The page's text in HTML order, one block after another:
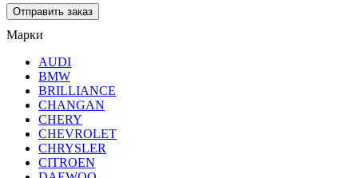
Марки
AUDI
BMW
BRILLIANCE
CHANGAN
CHERY
CHEVROLET
CHRYSLER
CITROEN